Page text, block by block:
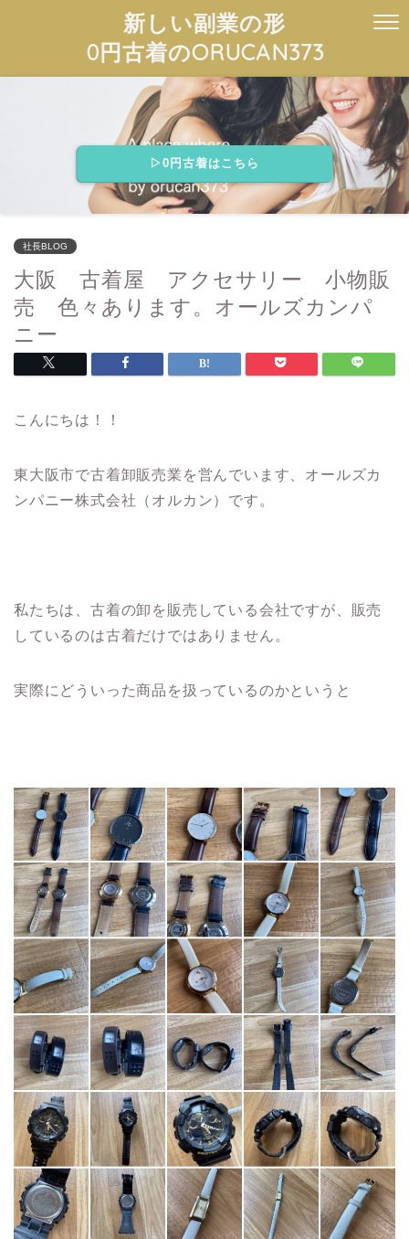
新しい副業の形
0円古着のORUCAN373
▷0円古着はこちら
社長BLOG
大阪 古着屋 アクセサリー 小物販
売 色々あります。オールズカンパ
ニー
こんにちは！！
東大阪市で古着卸販売業を営んでいます、オールズカ
ンパニー株式会社（オルカン）です。
私たちは、古着の卸を販売している会社ですが、販売
しているのは古着だけではありません。
実際にどういった商品を扱っているのかというと